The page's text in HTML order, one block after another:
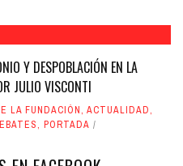
Y DESPOBLACIÓN EN LA
JULIO VISCONTI
LA FUNDACIÓN, ACTUALIDAD,
, PORTADA